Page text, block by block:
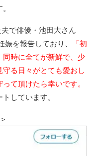
で俳優・池田大さん
を報告しており、
「初
時に全てが新鮮で、少
る日々がとても愛おし
て頂けたら幸いです。
トしています。